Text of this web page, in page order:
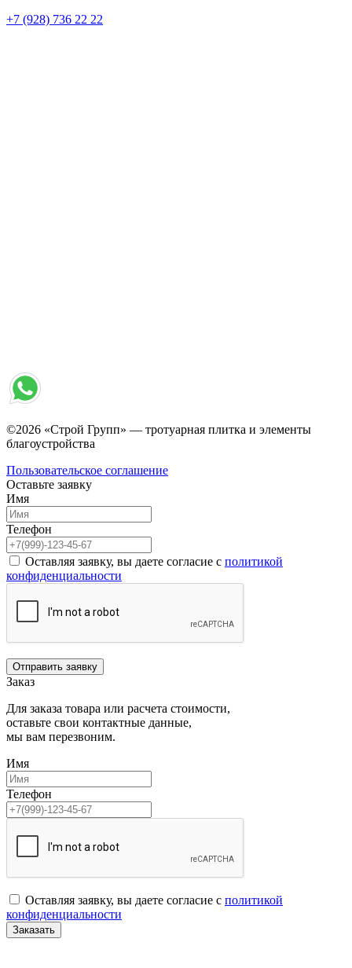
+7 (928) 736 22 22
©2026 «Строй Групп» — тротуарная плитка и элементы
благоустройства
Пользовательское соглашение
Оставьте заявку
Имя
Телефон
Оставляя заявку, вы даете согласие с политикой
конфиденциальности
Отправить заявку
Заказ
Для заказа товара или расчета стоимости,
оставьте свои контактные данные,
мы вам перезвоним.
Имя
Телефон
Оставляя заявку, вы даете согласие с политикой
конфиденциальности
Заказать